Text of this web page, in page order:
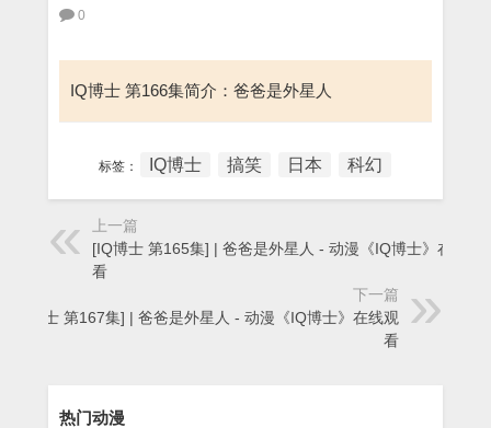
0
IQ博士 第166集简介：爸爸是外星人
标签： IQ博士 搞笑 日本 科幻
上一篇
[IQ博士 第165集] | 爸爸是外星人 - 动漫《IQ博士》在线观
看
下一篇
[IQ博士 第167集] | 爸爸是外星人 - 动漫《IQ博士》在线观
看
热门动漫